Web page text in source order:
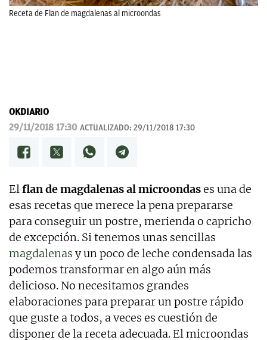
Receta de Flan de magdalenas al microondas
OKDIARIO
29/11/2018 17:30 ACTUALIZADO: 29/11/2018 17:30
El flan de magdalenas al microondases una de
esas recetas que merece la pena prepararse
para conseguir un postre, merienda o capricho
de excepción. Si tenemos unas sencillas
magdalenas y un poco de leche condensada las
podemos transformar en algo aún más
delicioso. No necesitamos grandes
elaboraciones para preparar un postre rápido
que guste a todos, a veces es cuestión de
disponer de la receta adecuada. El microondas